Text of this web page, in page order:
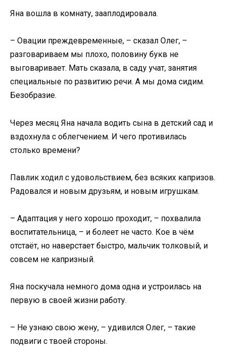
Яна вошла в комнату, зааплодировала.
– Овации преждевременные, – сказал Олег, –
разговариваем мы плохо, половину букв не
выговаривает. Мать сказала, в саду учат, занятия
специальные по развитию речи. А мы дома сидим.
Безобразие.
Через месяц Яна начала водить сына в детский сад и
вздохнула с облегчением. И чего противилась
столько времени?
Павлик ходил с удовольствием, без всяких капризов.
Радовался и новым друзьям, и новым игрушкам.
– Адаптация у него хорошо проходит, – похвалила
воспитательница, – и болеет не часто. Кое в чём
отстаёт, но наверстает быстро, мальчик толковый, и
совсем не капризный.
Яна поскучала немного дома одна и устроилась на
первую в своей жизни работу.
– Не узнаю свою жену, – удивился Олег, – такие
подвиги с твоей стороны.